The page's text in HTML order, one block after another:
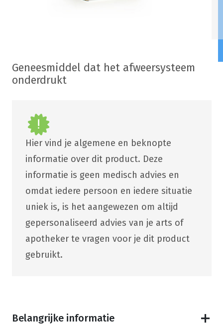
Geneesmiddel dat het afweersysteem
onderdrukt
Hier vind je algemene en beknopte
informatie over dit product. Deze
informatie is geen medisch advies en
omdat iedere persoon en iedere situatie
uniek is, is het aangewezen om altijd
gepersonaliseerd advies van je arts of
apotheker te vragen voor je dit product
gebruikt.
Belangrijke informatie